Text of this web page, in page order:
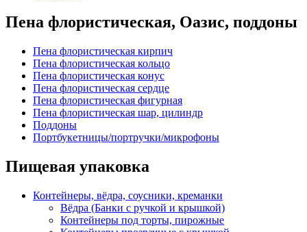
Пена флористическая, Оазис, поддоны
Пена флористическая кирпич
Пена флористическая кольцо
Пена флористическая конус
Пена флористическая сердце
Пена флористическая фигурная
Пена флористическая шар, цилиндр
Поддоны
Портбукетницы/портручки/микрофоны
Пищевая упаковка
Контейнеры, вёдра, соусники, креманки
Вёдра (Банки с ручкой и крышкой)
Контейнеры под торты, пирожные